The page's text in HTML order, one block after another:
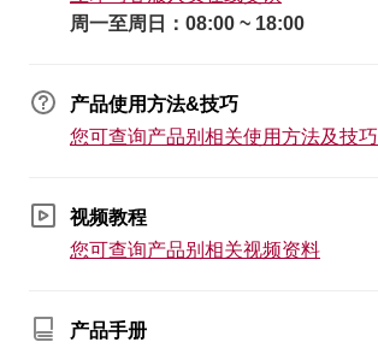
周一至周日：08:00 ~ 18:00
产品使用方法&技巧
您可查询产品别相关使用方法及技巧
视频教程
您可查询产品别相关视频资料
产品手册